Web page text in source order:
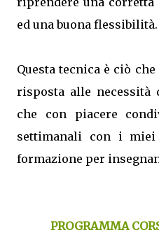
ed una buona flessibilità.
Questa tecnica è ciò
risposta alle necessità
che con piacere
settimanali con i
formazione per
PROGRAMMA